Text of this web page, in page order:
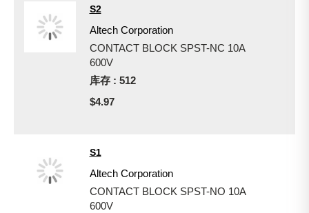
S2
Altech Corporation
CONTACT BLOCK SPST-NC 10A
600V
库存 : 512
$4.97
S1
Altech Corporation
CONTACT BLOCK SPST-NO 10A
600V